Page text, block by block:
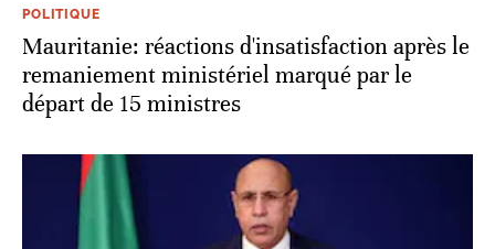
POLITIQUE
Mauritanie: réactions d'insatisfaction après le
remaniement ministériel marqué par le
départ de 15 ministres